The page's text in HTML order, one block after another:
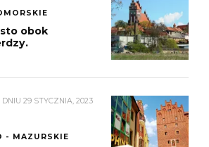
obok
29 STYCZNIA, 2023
- MAZURSKIE